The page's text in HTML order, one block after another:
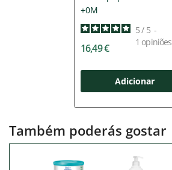
+0M
5/ 5 -
1 opiniões
16,49 €
Adicionar
Também poderás gostar